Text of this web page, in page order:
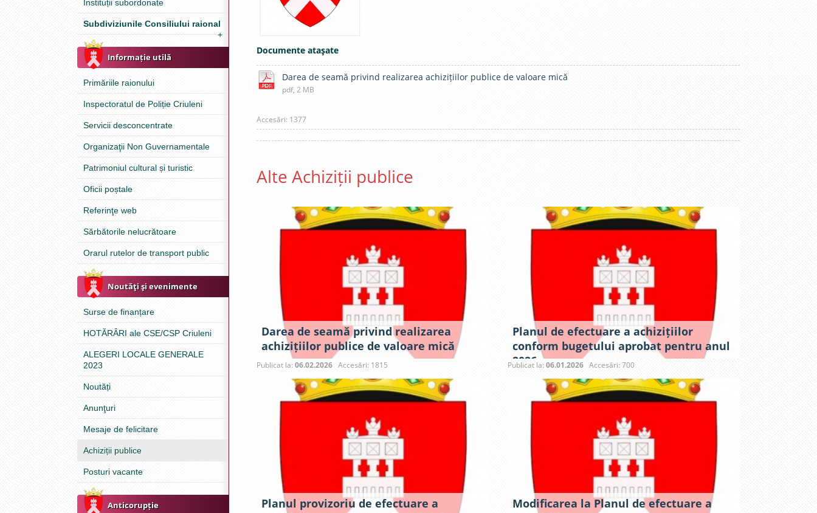
Instituții subordonate
Subdiviziunile Consiliului raional
+
Informație utilă
Primăriile raionului
Inspectoratul de Poliție Criuleni
Servicii desconcentrate
Organizaţii Non Guvernamentale
Patrimoniul cultural și turistic
Oficii poștale
Referinţe web
Sărbătorile nelucrătoare
Orarul rutelor de transport public
Noutăţi şi evenimente
Surse de finanțare
HOTĂRÂRI ale CSE/CSP Criuleni
ALEGERI LOCALE GENERALE
2023
Noutăți
Anunţuri
Mesaje de felicitare
Achiziții publice
Posturi vacante
Anticorupție
Documente ataşate
Darea de seamă privind realizarea achizițiilor publice de valoare mică
pdf, 2 MB
Accesări: 1377
Alte Achiziții publice
Darea de seamă privind realizarea
achizițiilor publice de valoare mică
Publicat la: 06.02.2026 Accesări: 1815
Planul de efectuare a achizițiilor
conform bugetului aprobat pentru anul
2026
Publicat la:06.01.2026 Accesări: 700
Planul provizoriu de efectuare a
Modificarea la Planul de efectuare a